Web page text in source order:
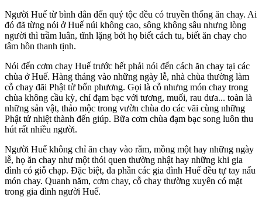
Người Huế từ bình dân đến quý tộc đều có truyền thống ăn chay. Ai
đó đã từng nói ở Huế núi không cao, sông không sâu nhưng lòng
người thì trầm luân, tĩnh lặng bởi họ biết cách tu, biết ăn chay cho
tâm hồn thanh tịnh.
Nói đến cơm chay Huế trước hết phải nói đến cách ăn chay tại các
chùa ở Huế. Hàng tháng vào những ngày lễ, nhà chùa thường làm
cỗ chay đãi Phật tử bốn phương. Gọi là cỗ nhưng món chay trong
chùa không cầu kỳ, chỉ đạm bạc với tương, muối, rau dưa... toàn là
những sản vật, thảo mộc trong vườn chùa do các vãi cùng những
Phật tử nhiệt thành đến giúp. Bữa cơm chùa đạm bạc song luôn thu
hút rất nhiều người.
Người Huế không chỉ ăn chay vào rằm, mồng một hay những ngày
lễ, họ ăn chay như một thói quen thường nhật hay những khi gia
đình có giỗ chạp. Đặc biệt, đa phần các gia đình Huế đều tự tay nấu
món chay. Quanh năm, cơm chay, cỗ chay thường xuyên có mặt
trong gia đình người Huế.